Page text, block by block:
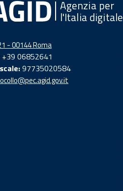
Agenzia per
l'Italia digitale
- 00144 Roma
06852641
97735020584